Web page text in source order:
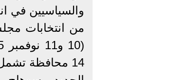
والسياسيين في
14 محافظة